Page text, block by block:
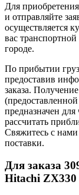
Для
и отправляйте
осуществляется
вас
городе.
По прибытии
предоставив
заказа.
предназначен
рассчитать
Свяжитесь с нами
поставки.
Для заказа
Hitachi ZX330